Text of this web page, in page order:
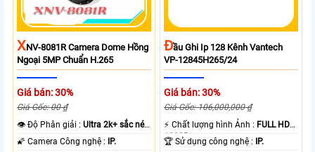
XNV-8081R Camera Dome Hồng
Ngoại 5MP Chuẩn H.265
Giá bán: 30%
Giá Gốc: 00 ₫
👁 Độ Phân giải :Ultra 2k+ sắc nét
🌠 Camera Công nghệ : IP.
ĐẦu Ghi Ip 128 Kênh Vantech
VP-12845H265/24
Giá bán: 30%
Giá Gốc: 106,000,000 ₫
️⚡ Chất lượng hình Ảnh : FULL HD
1080P .
🏆 Sử dụng công nghệ : IP.